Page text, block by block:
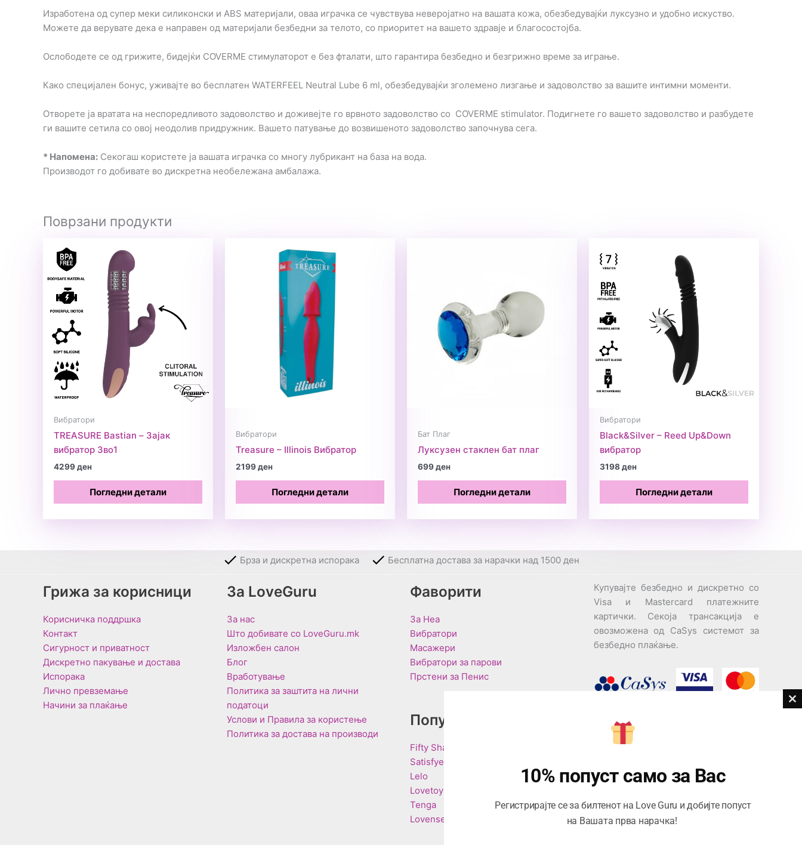
Изработена од супер меки силиконски и ABS материјали, оваа играчка се чувствува неверојатно на вашата кожа, обезбедувајќи луксузно и удобно искуство.
Можете да верувате дека е направен од материјали безбедни за телото, со приоритет на вашето здравје и благосостојба.
Ослободете се од грижите, бидејќи COVERME стимулаторот е без фталати, што гарантира безбедно и безгрижно време за играње.
Како специјален бонус, уживајте во бесплатен WATERFEEL Neutral Lube 6 ml, обезбедувајќи зголемено лизгање и задоволство за вашите интимни моменти.
Отворете ја вратата на неспоредливото задоволство и доживејте го врвното задоволство со COVERME stimulator. Подигнете го вашето задоволство и разбудете
ги вашите сетила со овој неодолив придружник. Вашето патување до возвишеното задоволство започнува сега.
* Напомена: Секогаш користете ја вашата играчка со многу лубрикант на база на вода.
Производот го добивате во дискретна необележана амбалажа.
Поврзани продукти
Вибратори
TREASURE Bastian – Зајак
вибратор 3во1
4299ден
Погледни детали
Вибратори
Treasure – Illinois Вибратор
2199ден
Погледни детали
Бат Плаг
Луксузен стаклен бат плаг
699ден
Погледни детали
Вибратори
Black&Silver – Reed Up&Down
вибратор
3198ден
Погледни детали
Брза и дискретна испорака Бесплатна достава за нарачки над 1500 ден
Грижа за корисници
Корисничка поддршка
Контакт
Сигурност и приватност
Дискретно пакување и достава
Испорака
Лично превземање
Начини за плаќање
За LoveGuru
За нас
Што добивате со LoveGuru.mk
Изложбен салон
Блог
Вработување
Политика за заштита на лични
податоци
Услови и Правила за користење
Политика за достава на производи
Фаворити
За Неа
Вибратори
Масажери
Вибратори за парови
Прстени за Пенис
Популарни Брендови
Fifty Shades of Grey
Satisfyer
Lelo
Lovetoy
Tenga
Lovense
Купувајте безбедно и дискретно со
Visa и Mastercard платежните
картички. Секоја трансакција е
овозможена од CaSys системот за
безбедно плаќање.
Центар за корисници
076945497; 076945498
Email:
contact@loveguru.mk
Саб – Нед: 10-18
10% попуст само за Вас
Регистрирајте се за билтенот на Love Guru и добијте попуст
на Вашата прва нарачка!